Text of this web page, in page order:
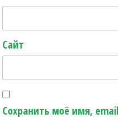
Сайт
Сохранить моё имя,